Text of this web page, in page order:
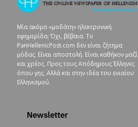
Μία ακόμα «μοδάτη» ηλεκτρονική
εφημερίδα; Όχι, βέβαια. To
PanHellenicPost.com δεν είναι ζήτημα
μόδας. Είναι αποστολή. Είναι καθήκον μαζί
και χρέος. Προς τους Απόδημους Έλληνες
όπου γης. Αλλά και στην ιδέα του ενιαίου
Ελληνισμού.
Newsletter